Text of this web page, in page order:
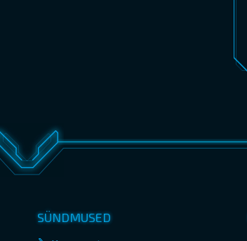
SÜNDMUSED